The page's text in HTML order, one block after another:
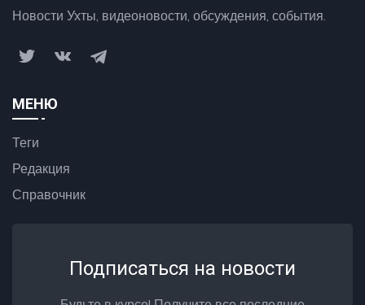
Новости Ухты, видеоновости, обсуждения, события.
МЕНЮ
Теги
Редакция
Справочник
Подписаться на новости